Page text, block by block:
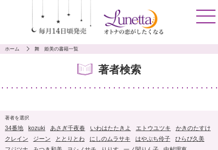
ホーム 舞 姫美の書籍一覧
著者検索
著者を選択
34番地 kozuki あさぎ千夜春 いわはたたきよ エトウユツキ
かきのたすけ
クレイン
ジーン ととりとわ にしのムラサキ はやぶち伶子
ひらび久美